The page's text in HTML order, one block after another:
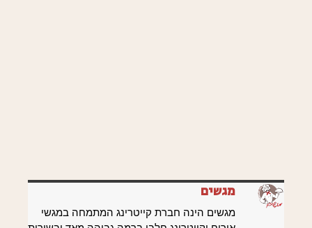
מגשים
מגשים הינה חברת קייטרינג המתמחה במגשי